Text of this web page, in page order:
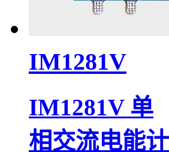
IM1281V
IM1281V 单
相交流电能计